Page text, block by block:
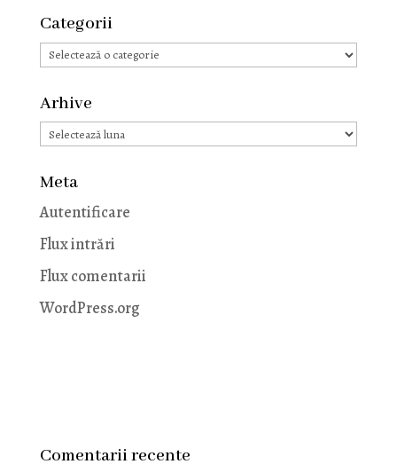
Categorii
Categorii
Arhive
Arhive
Meta
Autentificare
Flux intrări
Flux comentarii
WordPress.org
Comentarii recente